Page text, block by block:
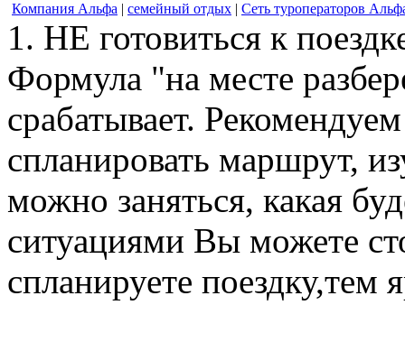
Компания Альфа | семейный отдых | Сеть туроператоров
1. НЕ готовиться к
Формула "на месте
срабатывает.
спланировать маршрут,
можно заняться, какая
ситуациями Вы можете
спланируете поездку,тем